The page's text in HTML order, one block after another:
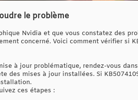
le problème
Nvidia et que vous constatez des
concerné. Voici comment vérifier si
à jour problématique, rendez-vous
des mises à jour installées. Si
ces étapes :